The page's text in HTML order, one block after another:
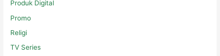
Produk Digital
Promo
Religi
TV Series